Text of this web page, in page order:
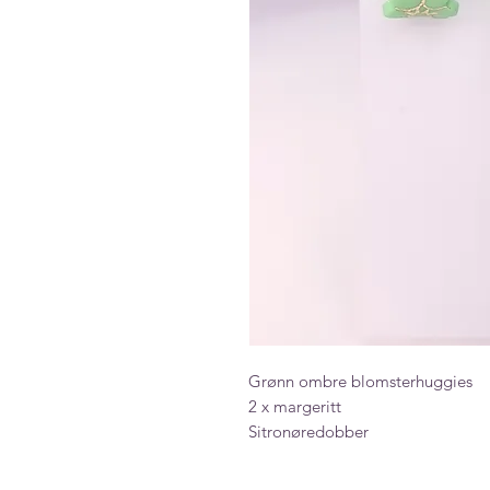
Grønn ombre blomsterhuggies
2 x margeritt
Sitronøredobber